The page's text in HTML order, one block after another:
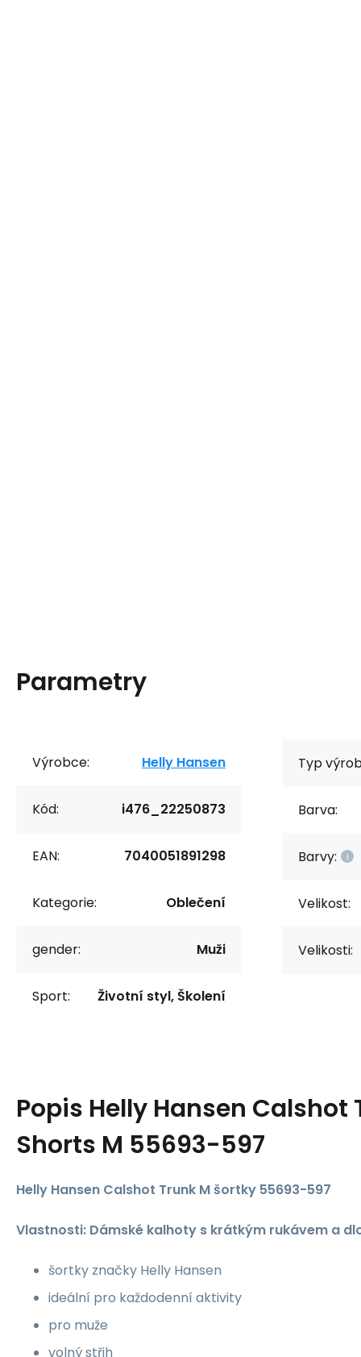
Parametry
Výrobce: Helly Hansen
Kód: i476_22250873
EAN: 7040051891298
Kategorie: Oblečení
gender: Muži
Sport: Životní styl, Školení
Typ
Barva:
Barvy:
Velikost:
Velikosti:
Popis Helly Hansen Calshot
Shorts M 55693-597
Helly Hansen Calshot Trunk M šortky 55693-597
Vlastnosti: Dámské kalhoty s krátkým rukávem a
šortky značky Helly Hansen
ideální pro každodenní aktivity
pro muže
volný střih